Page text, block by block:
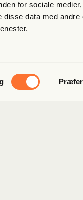
for sociale
disse data med